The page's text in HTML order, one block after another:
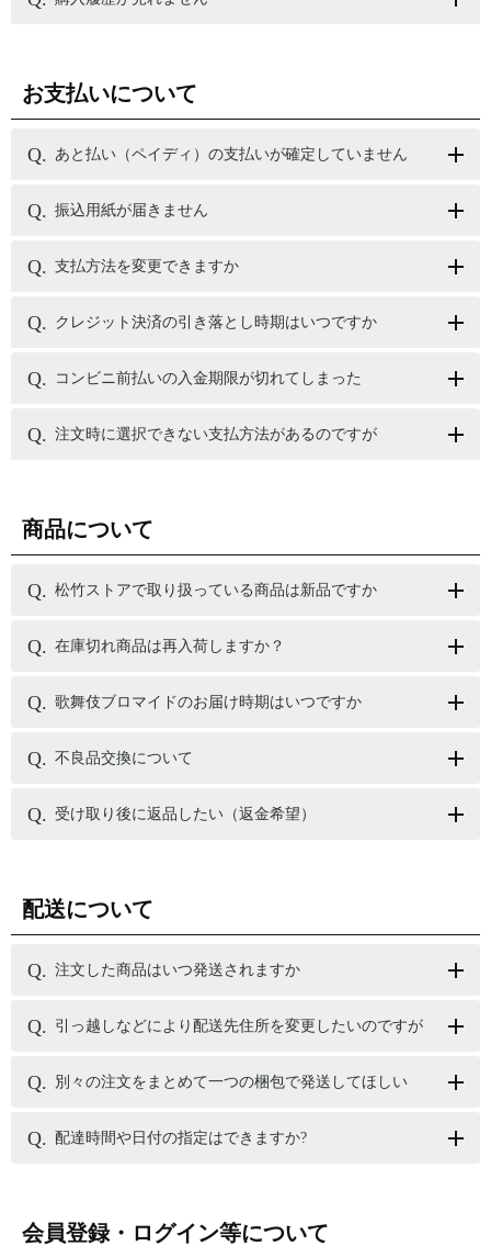
お支払いについて
あと払い（ペイディ）の支払いが確定していません
振込用紙が届きません
支払方法を変更できますか
クレジット決済の引き落とし時期はいつですか
コンビニ前払いの入金期限が切れてしまった
注文時に選択できない支払方法があるのですが
商品について
松竹ストアで取り扱っている商品は新品ですか
在庫切れ商品は再入荷しますか？
歌舞伎ブロマイドのお届け時期はいつですか
不良品交換について
受け取り後に返品したい（返金希望）
配送について
注文した商品はいつ発送されますか
引っ越しなどにより配送先住所を変更したいのですが
別々の注文をまとめて一つの梱包で発送してほしい
配達時間や日付の指定はできますか?
会員登録・ログイン等について